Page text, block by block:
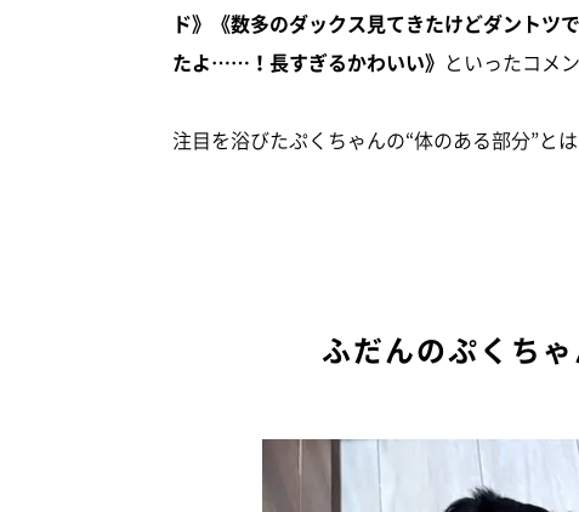
ド》《数多のダックス見てきたけどダントツ
たよ……！長すぎるかわいい》 といったコメン
注目を浴びたぷくちゃんの“体のある部分”とは
ふだんのぷくち